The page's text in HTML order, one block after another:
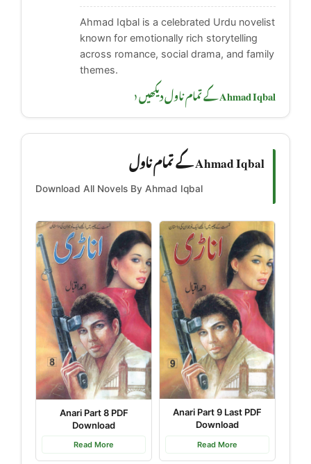
Ahmad Iqbal is a celebrated Urdu novelist
known for emotionally rich storytelling
across romance, social drama, and family
themes.
Ahmad Iqbal کے تمام ناول دیکھیں ‹
Ahmad Iqbal کے تمام ناول
Download All Novels By Ahmad Iqbal
Anari Part 8 PDF
Download
Read More
Anari Part 9 Last PDF
Download
Read More